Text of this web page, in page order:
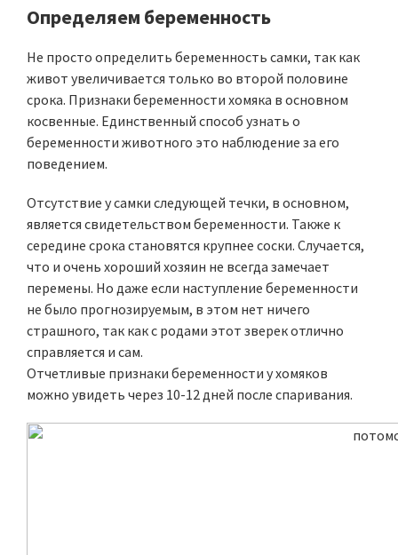
Определяем беременность
Не просто определить беременность самки, так как
живот увеличивается только во второй половине
срока. Признаки беременности хомяка в основном
косвенные. Единственный способ узнать о
беременности животного это наблюдение за его
поведением.
Отсутствие у самки следующей течки, в основном,
является свидетельством беременности. Также к
середине срока становятся крупнее соски. Случается,
что и очень хороший хозяин не всегда замечает
перемены. Но даже если наступление беременности
не было прогнозируемым, в этом нет ничего
страшного, так как с родами этот зверек отлично
справляется и сам.
Отчетливые признаки беременности у хомяков
можно увидеть через 10-12 дней после спаривания.